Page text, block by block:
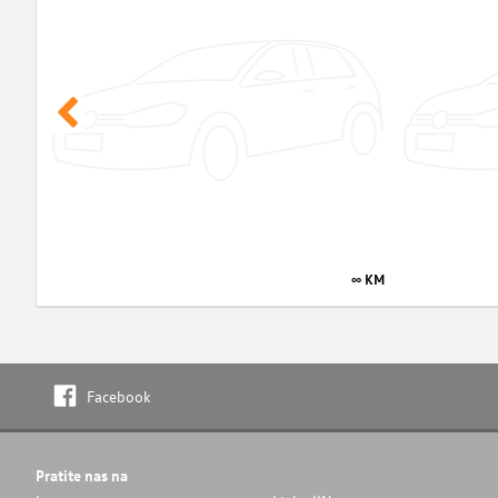
∞ KM
Facebook
Pratite nas na